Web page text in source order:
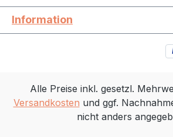
Information
Alle Preise inkl. gesetzl.
Versandkosten und ggf.
nicht anders